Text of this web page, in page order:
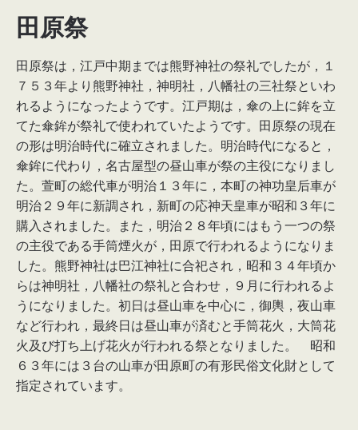
田原祭
田原祭は，江戸中期までは熊野神社の祭礼でしたが，１
７５３年より熊野神社，神明社，八幡社の三社祭といわ
れるようになったようです。江戸期は，傘の上に鉾を立
てた傘鉾が祭礼で使われていたようです。田原祭の現在
の形は明治時代に確立されました。明治時代になると，
傘鉾に代わり，名古屋型の昼山車が祭の主役になりまし
た。萱町の総代車が明治１３年に，本町の神功皇后車が
明治２９年に新調され，新町の応神天皇車が昭和３年に
購入されました。また，明治２８年頃にはもう一つの祭
の主役である手筒煙火が，田原で行われるようになりま
した。熊野神社は巴江神社に合祀され，昭和３４年頃か
らは神明社，八幡社の祭礼と合わせ，９月に行われるよ
うになりました。初日は昼山車を中心に，御輿，夜山車
など行われ，最終日は昼山車が済むと手筒花火，大筒花
火及び打ち上げ花火が行われる祭となりました。 昭和
６３年には３台の山車が田原町の有形民俗文化財として
指定されています。